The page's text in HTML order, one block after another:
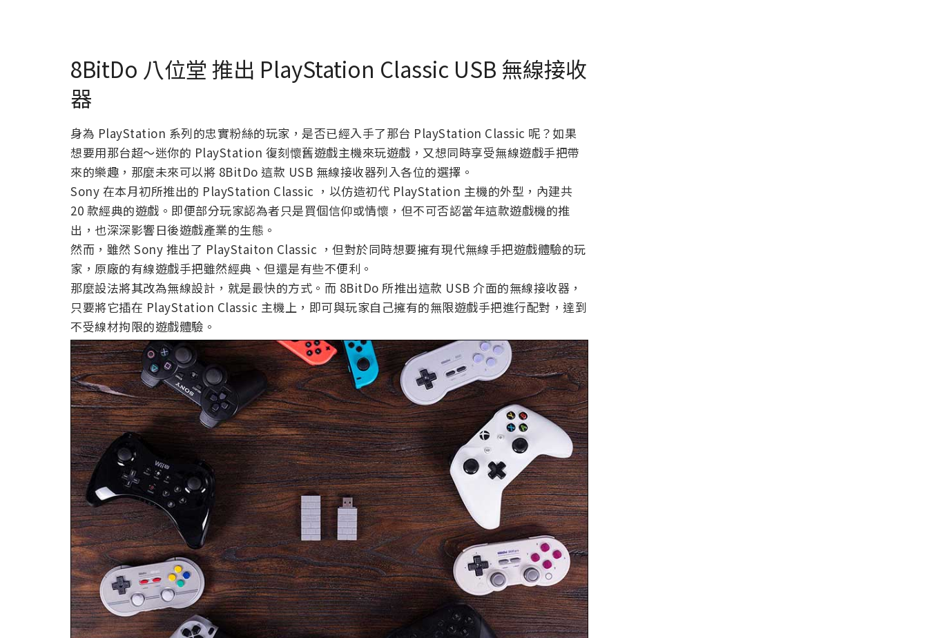
8BitDo 八位堂 推出 PlayStation Classic USB 無線接收
器
身為 PlayStation 系列的忠實粉絲的玩家，是否已經入手了那台 PlayStation Classic 呢？如果
想要用那台超～迷你的 PlayStation 復刻懷舊遊戲主機來玩遊戲，又想同時享受無線遊戲手把帶
來的樂趣，那麼未來可以將 8BitDo 這款 USB 無線接收器列入各位的選擇。
Sony 在本月初所推出的 PlayStation Classic ，以仿造初代 PlayStation 主機的外型，內建共
20 款經典的遊戲。即便部分玩家認為者只是買個信仰或情懷，但不可否認當年這款遊戲機的推
出，也深深影響日後遊戲產業的生態。
然而，雖然 Sony 推出了 PlayStaiton Classic ，但對於同時想要擁有現代無線手把遊戲體驗的玩
家，原廠的有線遊戲手把雖然經典、但還是有些不便利。
那麼設法將其改為無線設計，就是最快的方式。而 8BitDo 所推出這款 USB 介面的無線接收器，
只要將它插在 PlayStation Classic 主機上，即可與玩家自己擁有的無限遊戲手把進行配對，達到
不受線材拘限的遊戲體驗。